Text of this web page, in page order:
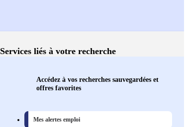
Services liés à votre recherche
Accédez à vos recherches sauvegardées et
offres favorites
Mes alertes emploi